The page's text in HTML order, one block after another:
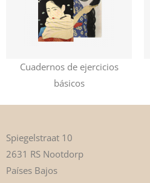
Cuadernos de ejercicios
básicos
Spiegelstraat 10
2631 RS Nootdorp
Países Bajos